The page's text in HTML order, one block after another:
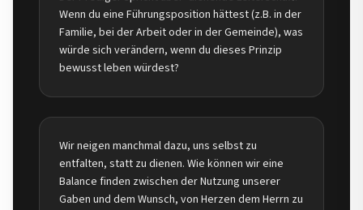
Wenn du eine Führungsposition hättest (z.B. in der
Familie, bei der Arbeit oder in der Gemeinde), was
würde sich verändern, wenn du dieses Prinzip
bewusst leben würdest?
Wir neigen manchmal dazu, uns selbst zu
entfalten, statt zu dienen. Wie können wir eine
Balance finden zwischen der Nutzung unserer
Gaben und dem Wunsch, von Herzen dem Herrn zu